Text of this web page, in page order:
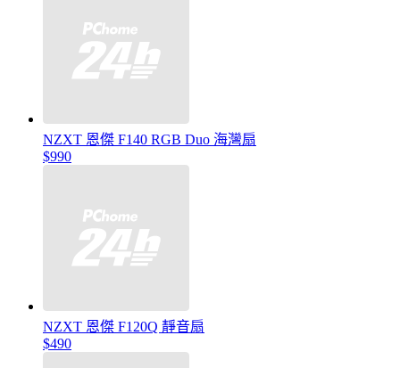
NZXT 恩傑 F140 RGB Duo 海灣扇
$990
NZXT 恩傑 F120Q 靜音扇
$490